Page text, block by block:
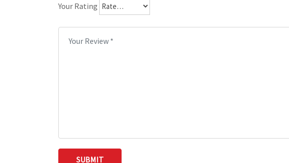
Your Rating